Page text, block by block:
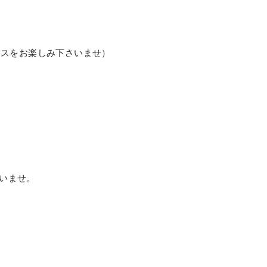
をお楽しみ下さいませ）
せ。